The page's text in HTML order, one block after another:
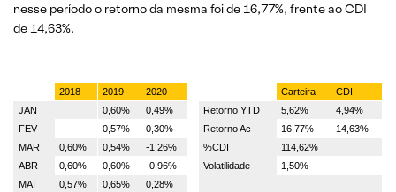
nesse período o retorno da mesma foi de 16,77%, frente ao CDI
de 14,63%.
2018 2019 2020 Carteira
CDI
JAN
0,60% 0,49% Retorno YTD 5,62%
4,94%
FEV
0,57% 0,30% Retorno Ac 16,77%
14,63%
MAR
0,60% 0,54% -1,26% %CDI
114,62%
ABR
0,60% 0,60% -0,96% Volatilidade
1,50%
MAI
0,57% 0,65%
0,28%